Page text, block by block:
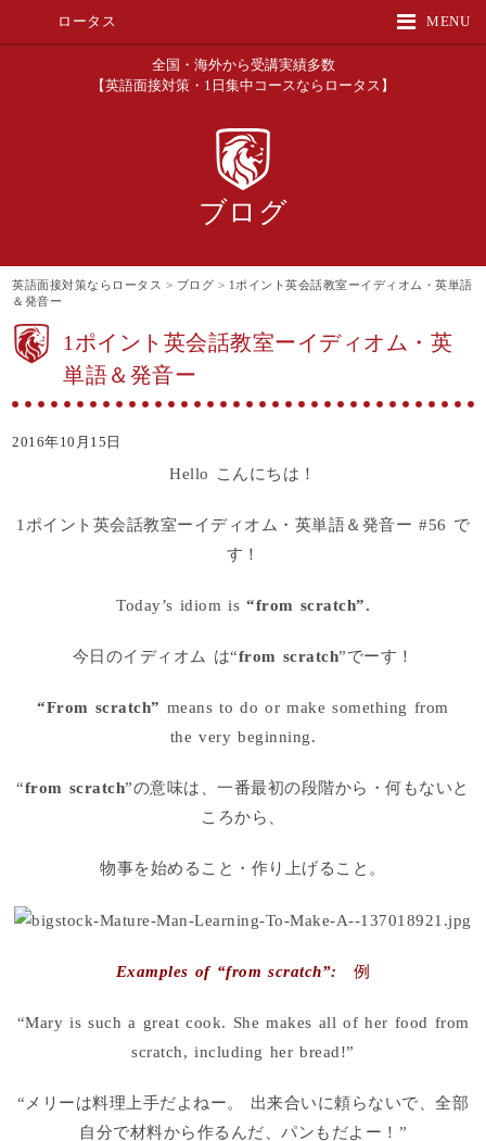
MENU
ロータス
全国・海外から受講実績多数
【英語面接対策・1日集中コースならロータス】
ブログ
英語面接対策ならロータス > ブログ > 1ポイント英会話教室ーイディオム・英単語
＆発音ー
1ポイント英会話教室ーイディオム・英
単語＆発音ー
2016年10月15日
Hello こんにちは！
1ポイント英会話教室ーイディオム・英単語＆発音ー #56 で
す！
Today’s idiom is “from scratch”.
今日のイディオム は“from scratch”でーす！
“From scratch” means to do or make something from
the very beginning.
“from scratch”の意味は、一番最初の段階から・何もないと
ころから、
物事を始めること・作り上げること。
Examples of “from scratch”: 例
“Mary is such a great cook. She makes all of her food from
scratch, including her bread!”
“メリーは料理上手だよねー。 出来合いに頼らないで、全部
自分で材料から作るんだ、パンもだよー！”